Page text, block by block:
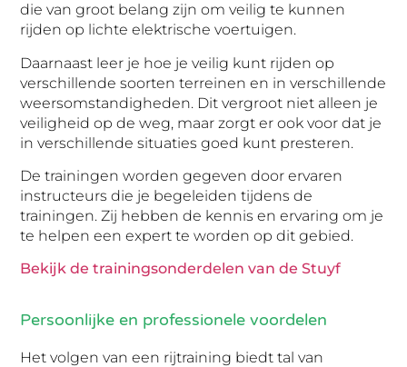
die van groot belang zijn om veilig te kunnen
rijden op lichte elektrische voertuigen.
Daarnaast leer je hoe je veilig kunt rijden op
verschillende soorten terreinen en in verschillende
weersomstandigheden. Dit vergroot niet alleen je
veiligheid op de weg, maar zorgt er ook voor dat je
in verschillende situaties goed kunt presteren.
De trainingen worden gegeven door ervaren
instructeurs die je begeleiden tijdens de
trainingen. Zij hebben de kennis en ervaring om je
te helpen een expert te worden op dit gebied.
Bekijk de trainingsonderdelen van de Stuyf
Persoonlijke en professionele voordelen
Het volgen van een rijtraining biedt tal van